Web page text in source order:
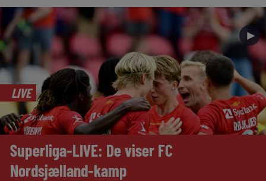
►
LIVE
Superliga-LIVE: De viser FC
Nordsjælland-kamp